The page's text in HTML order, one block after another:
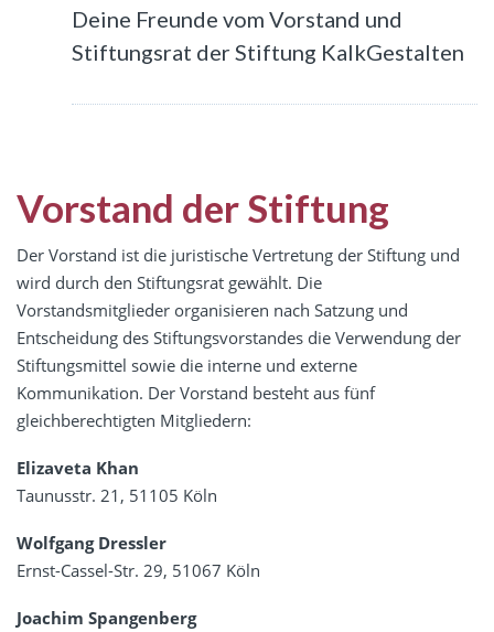
Deine Freunde vom Vorstand und
Stiftungsrat der Stiftung KalkGestalten
Vorstand der Stiftung
Der Vorstand ist die juristische Vertretung der Stiftung und
wird durch den Stiftungsrat gewählt. Die
Vorstandsmitglieder organisieren nach Satzung und
Entscheidung des Stiftungsvorstandes die Verwendung der
Stiftungsmittel sowie die interne und externe
Kommunikation. Der Vorstand besteht aus fünf
gleichberechtigten Mitgliedern:
Elizaveta Khan
Taunusstr. 21, 51105 Köln
Wolfgang Dressler
Ernst-Cassel-Str. 29, 51067 Köln
Joachim Spangenberg